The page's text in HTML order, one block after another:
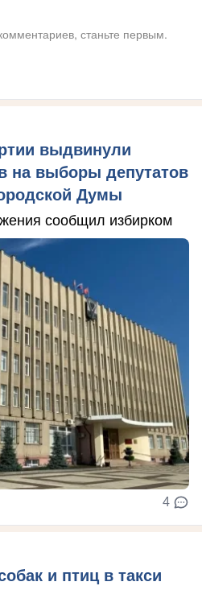
станьте первым.
выдвинули
на выборы депутатов
Думы
сообщил избирком
4
и птиц в такси